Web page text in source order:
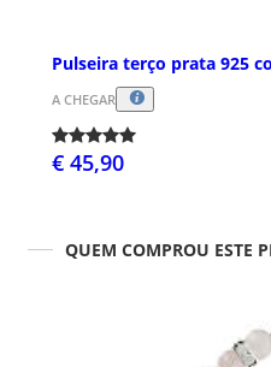
Pulseira terço prata 925
A CHEGAR
€ 45,90
QUEM COMPROU ESTE